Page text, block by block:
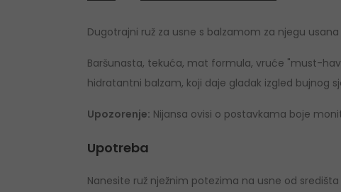
Dugotrajni ruž za usne s balzamom za njegu usana
Baršunasta, tekuća, mat formula, vruće "must-
hidratantni balzam, koji daje gladak izgled bujnog
Upozorenje: Nijansa ovisi o postavkama boje
Upotreba
Nanesite ruž nježnim potezima na usne od